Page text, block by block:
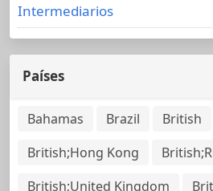
Intermediarios
Países
Bahamas Brazil
British
British;Hong Kong
British;United Kingdom